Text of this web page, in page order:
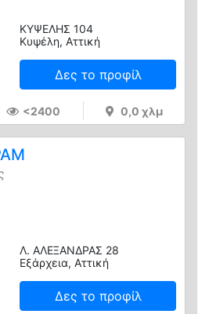
ΚΥΨΕΛΗΣ 104
Κυψέλη, Αττική
Δες το προφίλ
<2400 0,0 χλμ
Λ. ΑΛΕΞΑΝΔΡΑΣ 28
Εξάρχεια, Αττική
Δες το προφίλ